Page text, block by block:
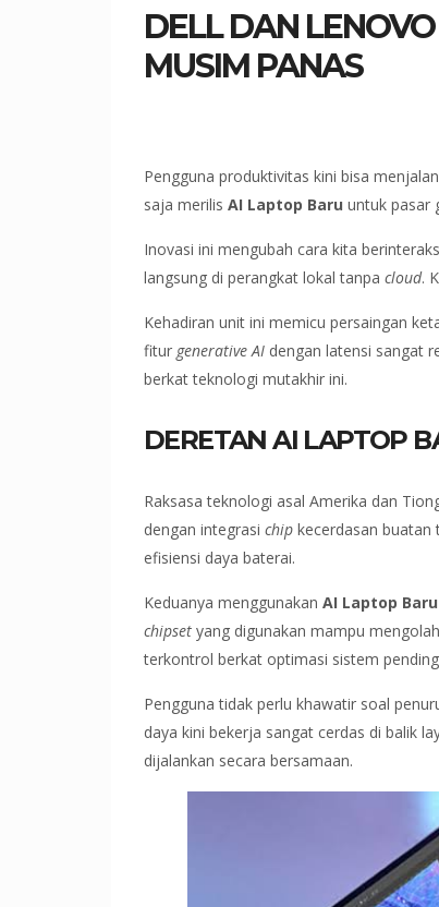
DELL DAN
MUSIM PANAS
Pengguna produktivitas kini bisa
saja merilis AI Laptop Baru untuk pasar
Inovasi ini mengubah cara kita
langsung di perangkat lokal tanpa cloud.
Kehadiran unit ini memicu persaingan
fitur generative AI dengan latensi sangat
berkat teknologi mutakhir ini.
DERETAN AI LAPTOP
Raksasa teknologi asal Amerika dan
dengan integrasi chip kecerdasan buatan
efisiensi daya baterai.
Keduanya menggunakan AI Laptop Baru
chipset yang digunakan mampu
terkontrol berkat optimasi sistem
Pengguna tidak perlu khawatir soal
daya kini bekerja sangat cerdas di balik
dijalankan secara bersamaan.